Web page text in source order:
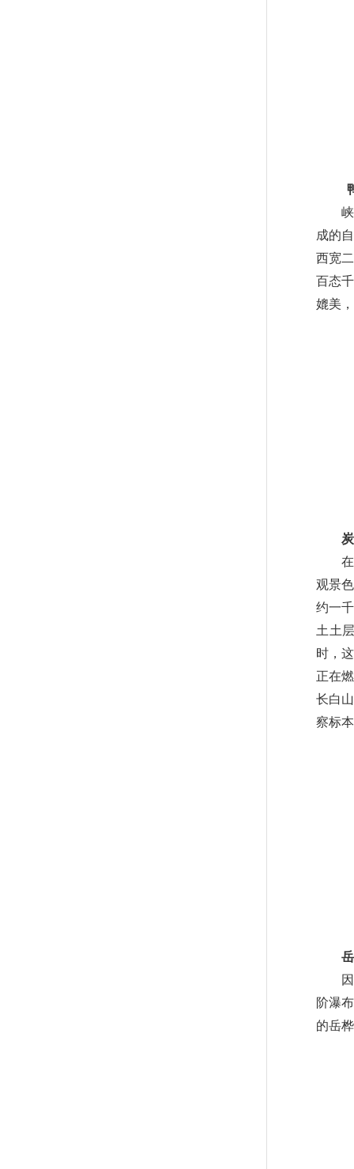
鸭
峡谷
成的
西宽
百态
媲美
炭
在鸭
观景色
约一
土土
时，
正在
长白
察标
岳
因在
阶瀑
的岳